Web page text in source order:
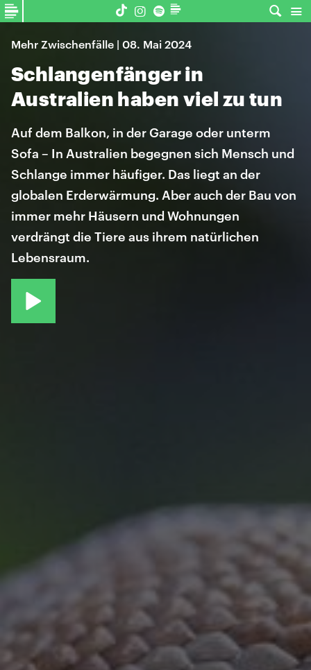
Mehr Zwischenfälle | 08. Mai 2024
Schlangenfänger in
Australien haben viel zu tun
Auf dem Balkon, in der Garage oder unterm
Sofa – In Australien begegnen sich Mensch und
Schlange immer häufiger. Das liegt an der
globalen Erderwärmung. Aber auch der Bau von
immer mehr Häusern und Wohnungen
verdrängt die Tiere aus ihrem natürlichen
Lebensraum.